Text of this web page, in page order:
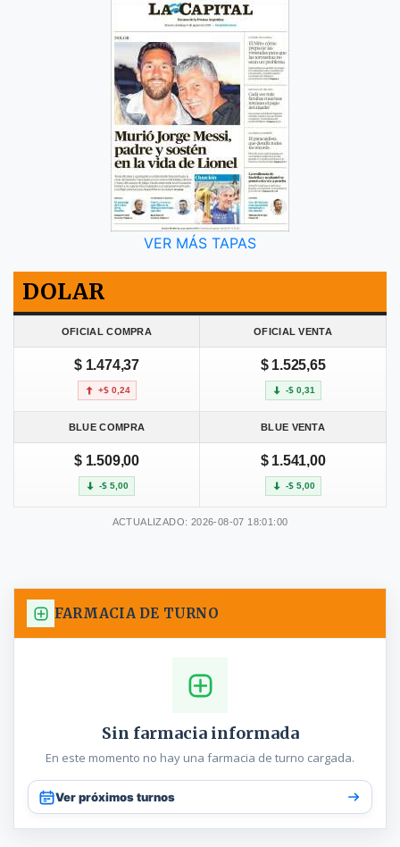
VER MÁS TAPAS
DOLAR
OFICIAL COMPRA OFICIAL VENTA
$ 1.474,37
+$ 0,24
$ 1.525,65
-$ 0,31
BLUE COMPRA BLUE VENTA
$ 1.509,00
-$ 5,00
$ 1.541,00
-$ 5,00
ACTUALIZADO: 2026-08-07 18:01:00
FARMACIA DE TURNO
Sin farmacia informada
En este momento no hay una farmacia de turno cargada.
Ver próximos turnos